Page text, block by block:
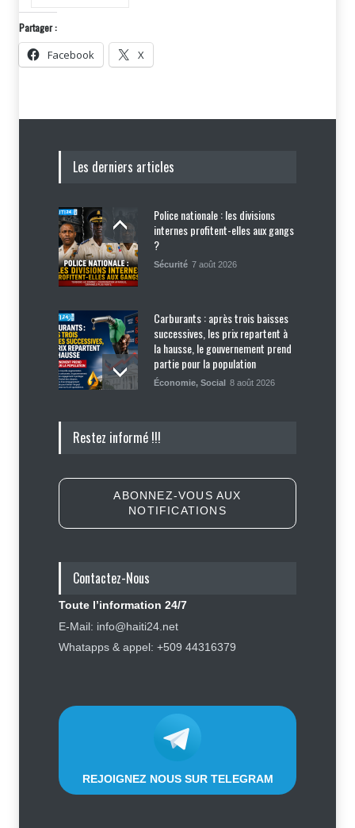
Partager :
Facebook X
Les derniers articles
Police nationale : les divisions
internes profitent-elles aux gangs
?
Sécurité 7 août 2026
Carburants : après trois baisses
successives, les prix repartent à
la hausse, le gouvernement prend
partie pour la population
Économie, Social 8 août 2026
libéré, James Boyard et sa fille
Tennessee, Andy Ogles, proche de
Journalisme sportif : l'urgence de
former de véritables spécialistes
Restez informé !!!
ABONNEZ-VOUS AUX
NOTIFICATIONS
Contactez-Nous
Toute l’information 24/7
E-Mail: info@haiti24.net
Whatapps & appel: +509 44316379
REJOIGNEZ NOUS SUR TELEGRAM